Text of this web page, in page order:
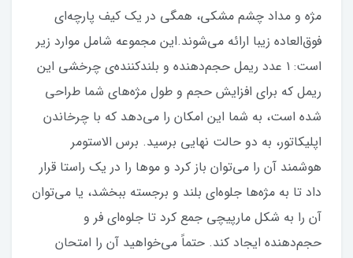
مژه و مداد چشم مشکی، همگی در یک کیف پارچه‌ای
فوق‌العاده زیبا ارائه می‌شوند.این مجموعه شامل موارد زیر
است: ۱ عدد ریمل حجم‌دهنده و بلندکننده‌ی چرخشی این
ریمل که برای افزایش حجم و طول مژه‌های شما طراحی
شده است، به شما این امکان را می‌دهد که با چرخاندن
اپلیکاتور، به دو حالت نهایی برسید. برس الاستومر
هوشمند آن را می‌توان باز کرد و موها را در یک راستا قرار
داد تا به مژه‌ها جلوه‌ای بلند و برجسته ببخشد، یا می‌توان
آن را به شکل مارپیچی جمع کرد تا جلوه‌ای فر و
حجم‌دهنده ایجاد کند. حتماً می‌خواهید آن را امتحان